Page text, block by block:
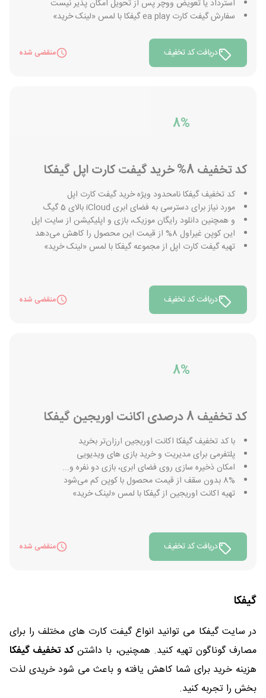
استرداد یا تعویض ووچر پس از تحویل امکان پذیر نیست
سفارش گیفت کارت ea play گیفکا با لمس «لینک خرید»
دریافت کد تخفیف منقضی شده
8%
کد تخفیف 8% خرید گیفت کارت اپل گیفکا
کد تخفیف گیفکا نامحدود ویژه خرید گیفت کارت اپل
مورد نیاز برای دسترسی به فضای ابری iCloud بالای 5 گیگ
و همچنین دانلود رایگان موزیک، بازی و اپلیکیشن از سایت اپل
این کوپن غیراول 8% از قیمت این محصول را کاهش می‌دهد
تهیه گیفت کارت اپل از مجموعه گیفکا با لمس «لینک خرید»
دریافت کد تخفیف منقضی شده
8%
کد تخفیف 8 درصدی اکانت اوریجین گیفکا
با کد تخفیف گیفکا اکانت اوریجین ارزان‌تر بخرید
پلتفرمی برای مدیریت و خرید بازی های ویدیویی
امکان ذخیره سازی روی فضای ابری، بازی دو نفره و...
8% بدون سقف از قیمت محصول با کوپن کم می‌شود
تهیه اکانت اوریجین از گیفکا با لمس «لینک خرید»
دریافت کد تخفیف منقضی شده
گیفکا
در سایت گیفکا می توانید انواع گیفت کارت های مختلف را برای
مصارف گوناگون تهیه کنید. همچنین، با داشتنکد تخفیف گیفکا
هزینه خرید برای شما کاهش یافته و باعث می شود خریدی لذت
بخش را تجربه کنید.